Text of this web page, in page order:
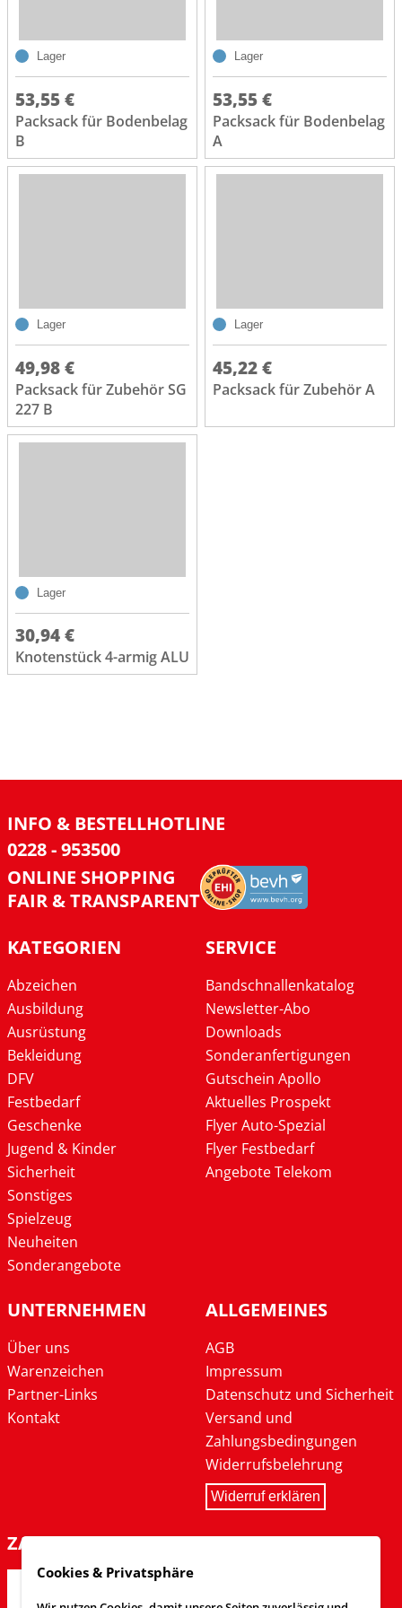
Lager
53,55 €
Packsack für Bodenbelag
B
Lager
53,55 €
Packsack für Bodenbelag
A
Lager
49,98 €
Packsack für Zubehör SG
227 B
Lager
45,22 €
Packsack für Zubehör A
Lager
30,94 €
Knotenstück 4-armig ALU
INFO & BESTELLHOTLINE
0228 - 953500
ONLINE SHOPPING
FAIR & TRANSPARENT
KATEGORIEN
Abzeichen
Ausbildung
Ausrüstung
Bekleidung
DFV
Festbedarf
Geschenke
Jugend & Kinder
Sicherheit
Sonstiges
Spielzeug
Neuheiten
Sonderangebote
SERVICE
Bandschnallenkatalog
Newsletter-Abo
Downloads
Sonderanfertigungen
Gutschein Apollo
Aktuelles Prospekt
Flyer Auto-Spezial
Flyer Festbedarf
Angebote Telekom
UNTERNEHMEN
Über uns
Warenzeichen
Partner-Links
Kontakt
ALLGEMEINES
AGB
Impressum
Datenschutz und Sicherheit
Versand und
Zahlungsbedingungen
Widerrufsbelehrung
Widerruf erklären
ZAHLARTEN
Cookies & Privatsphäre